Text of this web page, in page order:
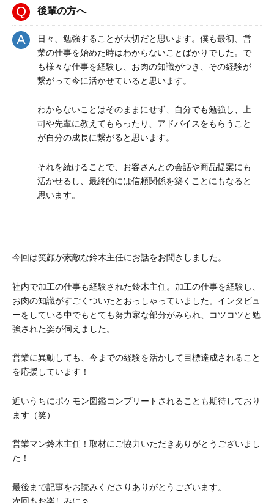
後輩の方へ
日々、勉強することが大切だと思います。僕も最初、営
業の仕事を始めた時はわからないことばかりでした。で
も様々な仕事を経験し、お肉の知識がつき、その経験が
繋がって今に活かせていると思います。
わからないことはそのままにせず、自分でも勉強し、上
司や先輩に教えてもらったり、アドバイスをもらうこと
が自分の成長に繋がると思います。
それを続けることで、お客さんとの会話や商品提案にも
活かせるし、最終的には信頼関係を築くことにもなると
思います。
今回は笑顔が素敵な鈴木主任にお話をお聞きしました。
社内で加工の仕事も経験された鈴木主任。加工の仕事を経験し、
お肉の知識がすごくついたとおっしゃっていました。インタビュ
ーをしている中でもとても努力家な部分がみられ、コツコツと勉
強された姿が伺えました。
営業に異動しても、今までの経験を活かして目標達成されること
を応援しています！
近いうちにポケモン図鑑コンプリートされることも期待しており
ます（笑）
営業マン鈴木主任！取材にご協力いただきありがとうございまし
た！
最後まで記事をお読みくださりありがとうございます。